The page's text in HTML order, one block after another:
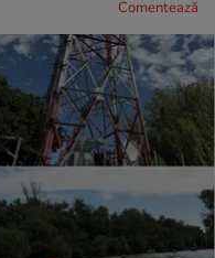
Comentează